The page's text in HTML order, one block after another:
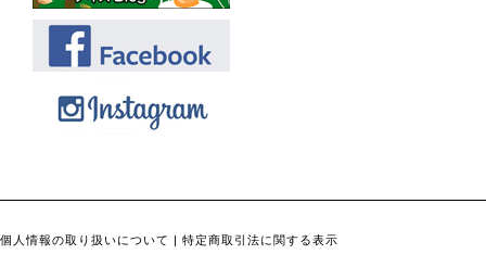
個人情報の取り扱いについて | 特定商取引法に関する表示